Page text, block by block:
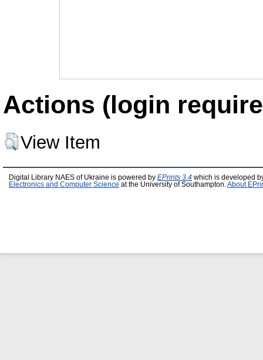
Actions (login
View Item
Digital Library NAES of Ukraine is powered by EPrints 3.4 which is developed
Electronics and Computer Science at the University of Southampton. About